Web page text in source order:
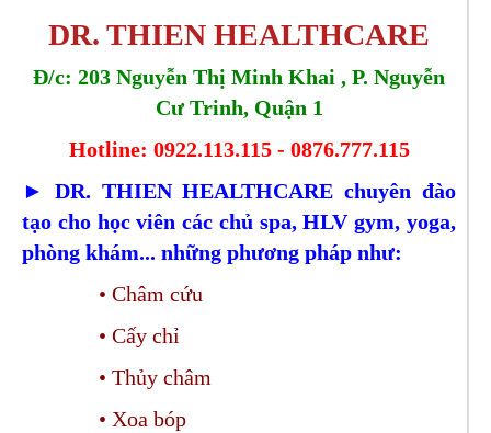
DR. THIEN HEALTHCARE
Đ/c: 203 Nguyễn Thị Minh Khai , P. Nguyễn
Cư Trinh, Quận 1
Hotline: 0922.113.115 - 0876.777.115
► DR. THIEN HEALTHCARE chuyên đào
tạo cho học viên các chủ spa, HLV gym, yoga,
phòng khám... những phương pháp như:
• Châm cứu
• Cấy chỉ
• Thủy châm
• Xoa bóp